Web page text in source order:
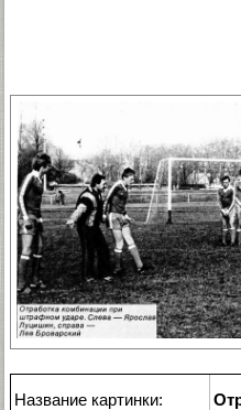
Название картинки: